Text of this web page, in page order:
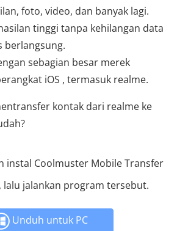
foto, video, dan banyak lagi.
tinggi tanpa kehilangan data
berlangsung.
sebagian besar merek
iOS , termasuk realme.
kontak dari realme ke
instal Coolmuster Mobile Transfer
lalu jalankan program tersebut.
Unduh untuk PC